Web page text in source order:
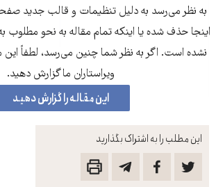
این مطلب را به اشتراک بگذارید
به نظر می‌رسد به دلیل تنظیمات و قالب جدید
اینجا حذف شده‌ یا اینکه تمام مقاله به نحو مطلوب
نشده است. اگر به نظر شما چنین می‌رسد، لطفاً این
ویراستاران ما گزارش دهید.
این مقاله را گزارش دهید